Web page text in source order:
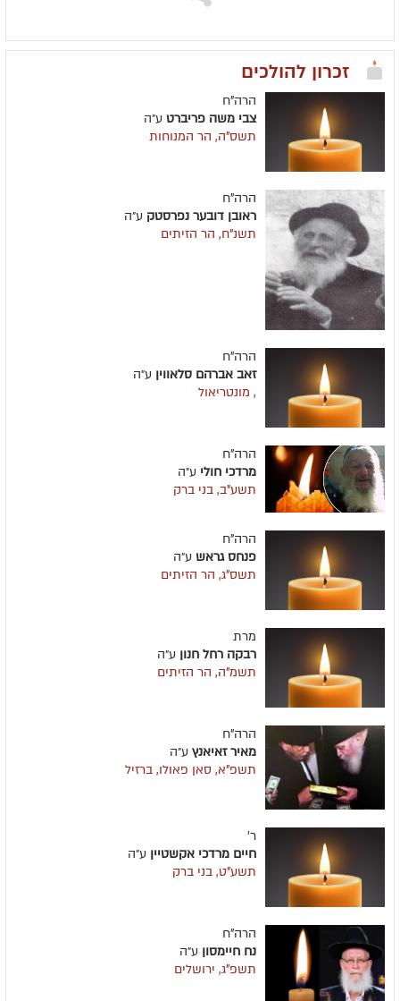
זכרון להולכים
הרה"ח
צבי משה פריברט ע״ה
תשס"ה, הר המנוחות
הרה"ח
ראובן דובער נפרסטק ע״ה
תשנ"ח, הר הזיתים
הרה"ח
זאב אברהם סלאווין ע״ה
, מונטריאול
הרה"ח
מרדכי חולי ע״ה
תשע"ב, בני ברק
הרה"ח
פנחס גראש ע״ה
תשס"ג, הר הזיתים
מרת
רבקה רחל חנון ע״ה
תשמ"ה, הר הזיתים
הרה"ח
מאיר זאיאנץ ע״ה
תשפ"א, סאן פאולו, ברזיל
ר'
חיים מרדכי אקשטיין ע״ה
תשע"ט, בני ברק
הרה"ח
נח חיימסון ע״ה
תשפ"ג, ירושלים